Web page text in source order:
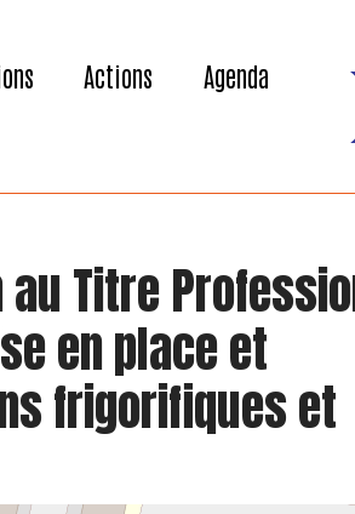
Actions
Agenda
Titre
en place et
frigorifiques et